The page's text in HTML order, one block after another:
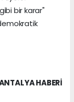
bir karar"
HABERİ